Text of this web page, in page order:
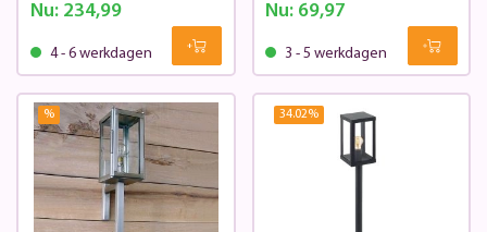
Nu:234,99
4 - 6 werkdagen
Nu: 69,97
3 - 5 werkdagen
% 34.02%